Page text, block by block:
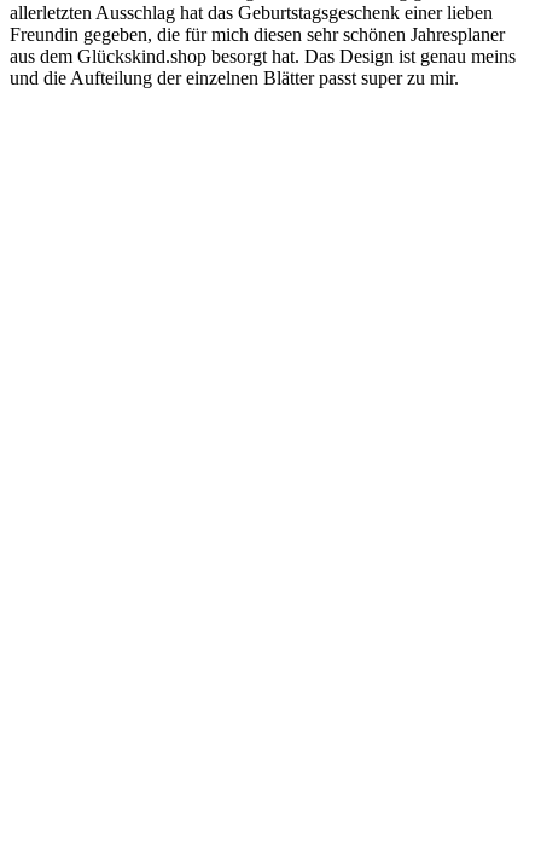
allerletzten Ausschlag hat das Geburtstagsgeschenk einer lieben
Freundin gegeben, die für mich diesen sehr schönen Jahresplaner
aus dem Glückskind.shop besorgt hat. Das Design ist genau meins
und die Aufteilung der einzelnen Blätter passt super zu mir.